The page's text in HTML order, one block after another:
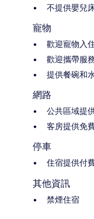
不提供嬰兒
寵物
歡迎寵物入
歡迎攜帶服
提供餐碗和
網路
公共區域提
客房提供免
停車
住宿提供付
其他資訊
禁煙住宿